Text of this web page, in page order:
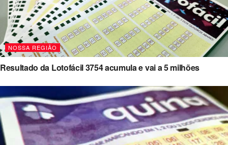
NOSSA REGIÃO
Resultado da Lotofácil 3754 acumula e vai a 5 milhões